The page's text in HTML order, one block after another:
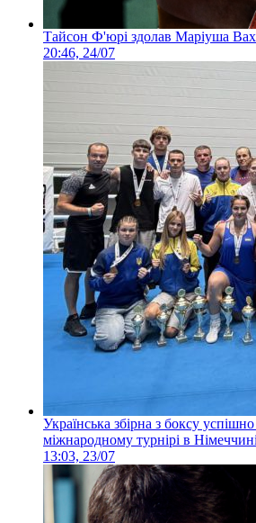
Тайсон Ф'юрі здолав Маріуша
20:46, 24/07
Українська збірна з боксу
міжнародному турнірі в Німеччині
13:03, 23/07